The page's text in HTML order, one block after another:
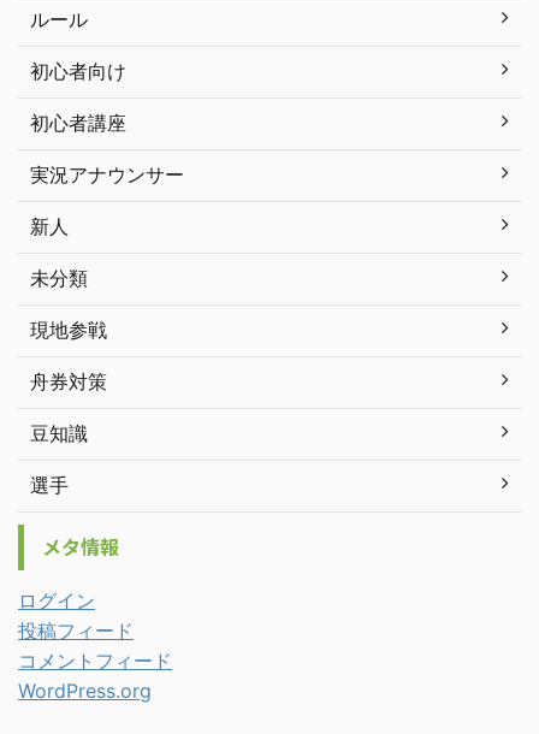
ルール
初心者向け
初心者講座
実況アナウンサー
新人
未分類
現地参戦
舟券対策
豆知識
選手
メタ情報
ログイン
投稿フィード
コメントフィード
WordPress.org